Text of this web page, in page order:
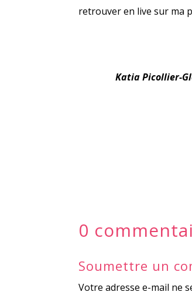
retrouver en live sur ma
Katia Picollier-
0
Soumettre un
Votre adresse e-mail ne